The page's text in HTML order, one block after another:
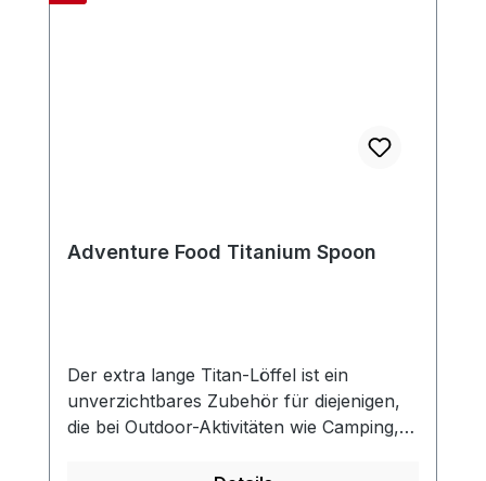
Adventure Food Titanium Spoon
Der extra lange Titan-Löffel ist ein
unverzichtbares Zubehör für diejenigen,
die bei Outdoor-Aktivitäten wie Camping,